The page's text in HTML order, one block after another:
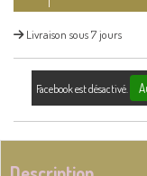
Livraison sous 7 jours
Facebook est désactivé.